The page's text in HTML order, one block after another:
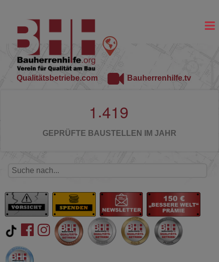
Qualitätsbetriebe.com Bauherrenhilfe.tv
1 .419
GEPRÜFTE BAUSTELLEN IM JAHR